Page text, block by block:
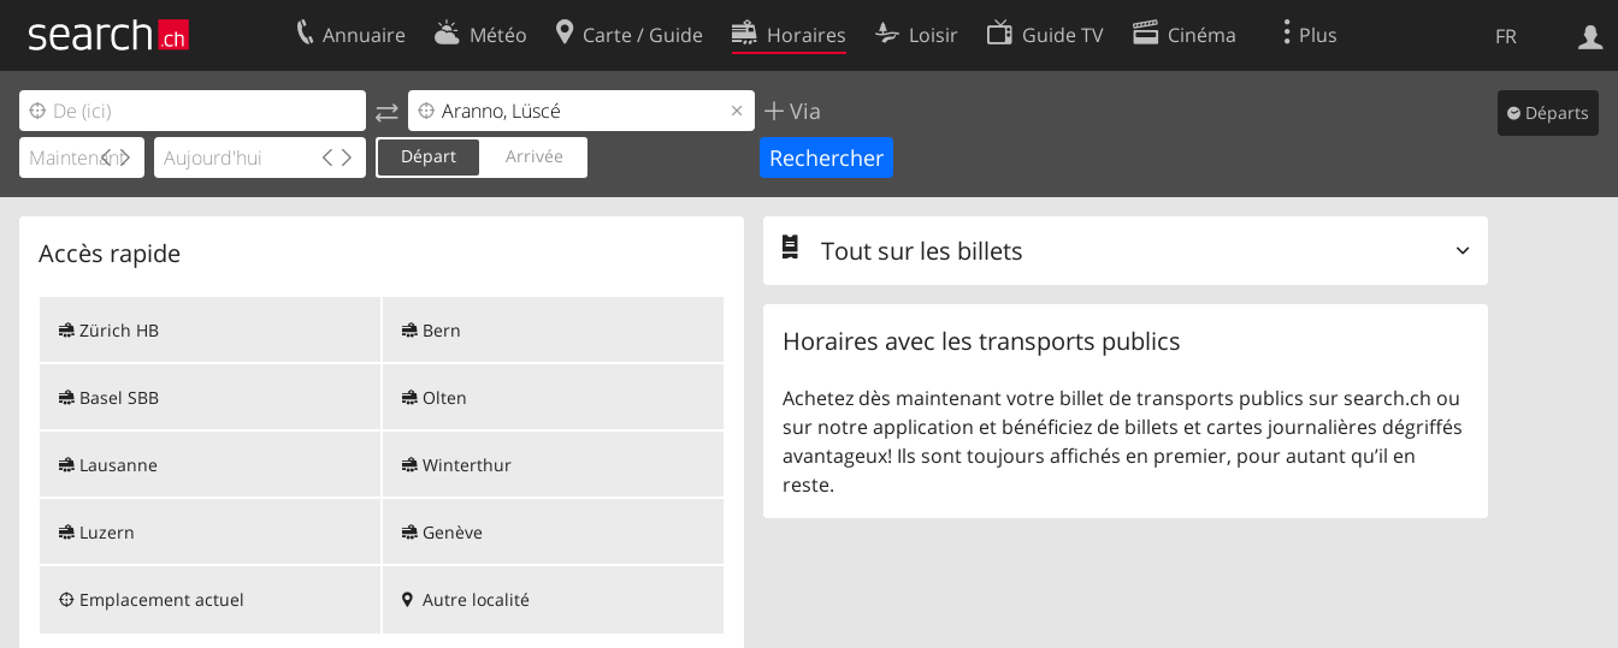
FR
Annuaire Météo Carte / Guide Horaires Loisir Guide TV Cinéma Plus
Via
Départ Arrivée
Départs
Accès rapide
Zürich HB
Basel SBB
Lausanne
Luzern
Bern
Olten
Winterthur
Genève
Emplacement actuel Autre localité
Tout sur les billets
Horaires avec les transports publics
Achetez dès maintenant votre billet de transports publics sur search.ch ou
sur notre application et bénéficiez de billets et cartes journalières dégriffés
avantageux! Ils sont toujours affichés en premier, pour autant qu’il en
reste.
Votre inscription
Centre clients
Contact
Conditions d’utilisation
Préférences de cookies